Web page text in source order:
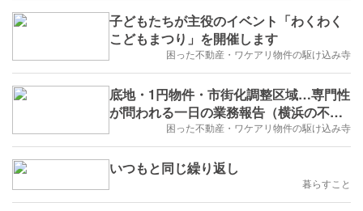
子どもたちが主役のイベント「わくわく
こどもまつり」を開催します
困った不動産・ワケアリ物件の駆け込み寺
底地・1円物件・市街化調整区域…専門性
が問われる一日の業務報告（横浜の不動
困った不動産・ワケアリ物件の駆け込み寺
いつもと同じ繰り返し
暮らすこと